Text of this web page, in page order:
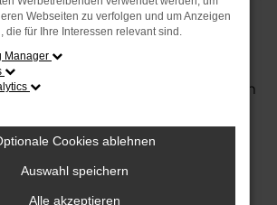
an Fahrzeugen und der
finden Sie bei uns das
Ansprüche erfüllt.
und lassen Sie sich von unserem
– der Škoda Superb wartet
Leer
Webseiten zu verfolgen und um Anzeigen
die für Ihre Interessen relevant sind.
Manager
Cookies ablehnen
Auswahl speichern
Alle akzeptieren